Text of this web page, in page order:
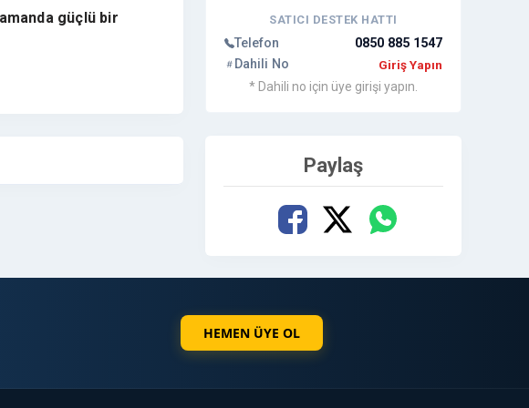
güçlü bir
markaların
SATICI DESTEK HATTI
Telefon
0850 885 1547
Dahili No
Giriş Yapın
* Dahili no için üye girişi yapın.
Paylaş
HEMEN ÜYE OL